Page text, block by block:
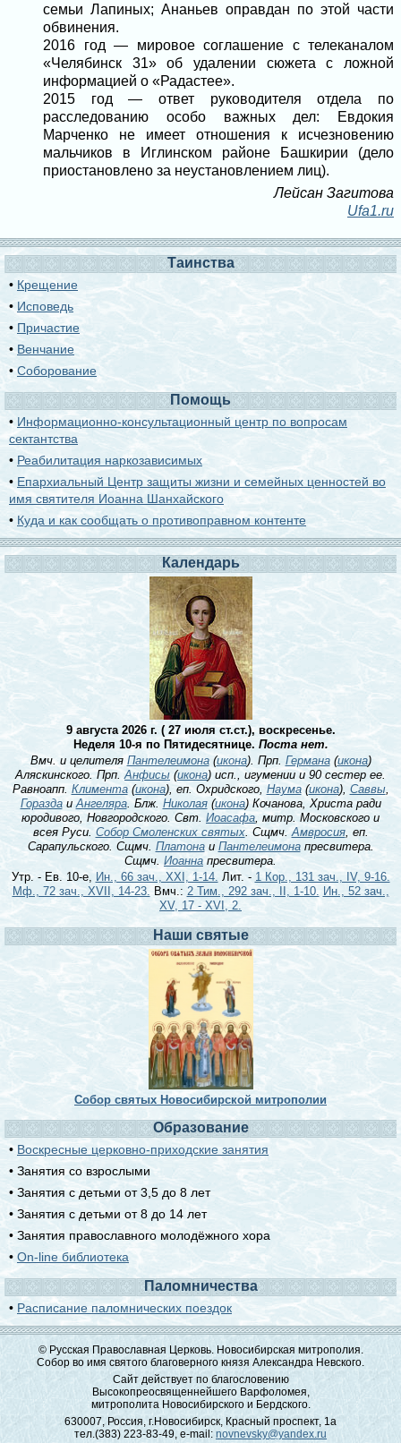
семьи Лапиных; Ананьев оправдан по этой части
обвинения.
2016 год — мировое соглашение с телеканалом
«Челябинск 31» об удалении сюжета с ложной
информацией о «Радастее».
2015 год — ответ руководителя отдела по
расследованию особо важных дел: Евдокия
Марченко не имеет отношения к исчезновению
мальчиков в Иглинском районе Башкирии (дело
приостановлено за неустановлением лиц).
Лейсан Загитова
Ufa1.ru
Таинства
• Крещение
• Исповедь
• Причастие
• Венчание
•Соборование
Помощь
• Информационно-консультационный центр по вопросам
сектантства
• Реабилитация наркозависимых
• Епархиальный Центр защиты жизни и семейных ценностей во
имя святителя Иоанна Шанхайского
• Куда и как сообщать о противоправном контенте
Календарь
9 августа 2026 г. ( 27 июля ст.ст.), воскресенье.
Неделя 10-я по Пятидесятнице. Поста нет.
Вмч. и целителя Пантелеимона(икона). Прп. Германа(икона)
Аляскинского. Прп. Анфисы (икона) исп., игумении и 90 сестер ее.
Равноапп. Климента(икона), еп. Охридского,Наума(икона), Саввы,
Гораздаи Ангеляра. Блж. Николая(икона) Кочанова, Христа ради
юродивого, Новгородского. Свт. Иоасафа , митр. Московского и
всея Руси. Собор Смоленских святых. Сщмч.Амвросия, еп.
Сарапульского. Сщмч. Платонаи Пантелеимонапресвитера.
Сщмч. Иоанна пресвитера.
Утр. - Ев. 10-е, Ин., 66 зач., XXI, 1-14. Лит. - 1 Кор., 131 зач., IV, 9-16.
Мф., 72 зач., XVII, 14-23. Вмч.: 2 Тим., 292 зач., II, 1-10. Ин., 52 зач.,
XV, 17 - XVI, 2.
Наши святые
Собор святых Новосибирской митрополии
Образование
• Воскресные церковно-приходские занятия
• Занятия со взрослыми
• Занятия с детьми от 3,5 до 8 лет
• Занятия с детьми от 8 до 14 лет
• Занятия православного молодёжного хора
• On-line библиотека
Паломничества
• Расписание паломнических поездок
© Русская Православная Церковь. Новосибирская митрополия.
Собор во имя святого благоверного князя Александра Невского.
Сайт действует по благословению
Высокопреосвященнейшего Варфоломея,
митрополита Новосибирского и Бердского.
630007, Россия, г.Новосибирск, Красный проспект, 1а
тел.(383) 223-83-49, e-mail: novnevsky@yandex.ru